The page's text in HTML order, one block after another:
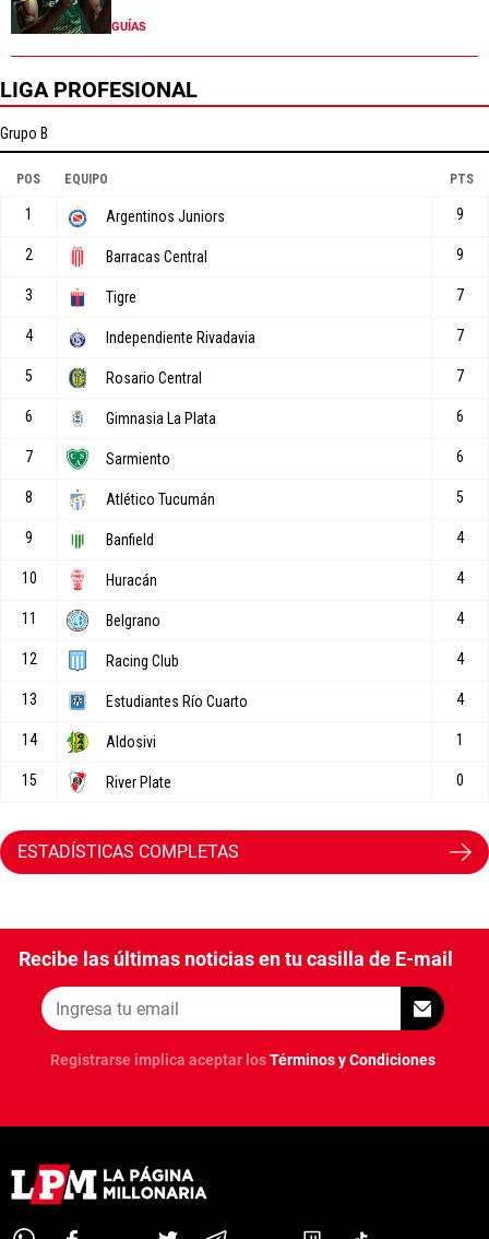
GUÍAS
LIGA PROFESIONAL
ESTADÍSTICAS COMPLETAS
Recibe las últimas noticias en tu casilla de E-mail
Registrarse implica aceptar losTérminos y Condiciones